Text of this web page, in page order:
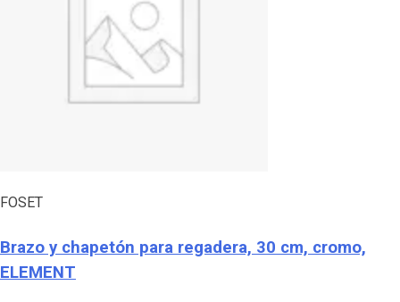
FOSET
Brazo y chapetón para regadera, 30 cm, cromo,
ELEMENT